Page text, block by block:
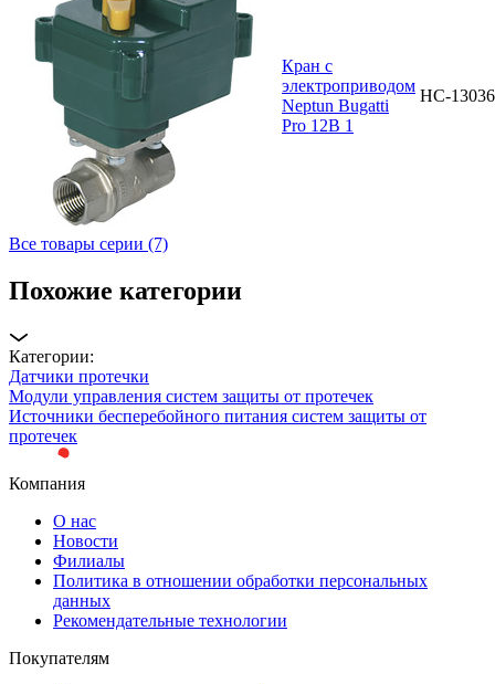
Кран с
электроприводом
Neptun Bugatti
Pro 12В 1
НС-
Все товары серии (7)
Похожие категории
Категории:
Датчики протечки
Модули управления систем защиты от протечек
Источники бесперебойного питания систем защиты от
протечек
Компания
О нас
Новости
Филиалы
Политика в отношении обработки персональных
данных
Рекомендательные технологии
Покупателям